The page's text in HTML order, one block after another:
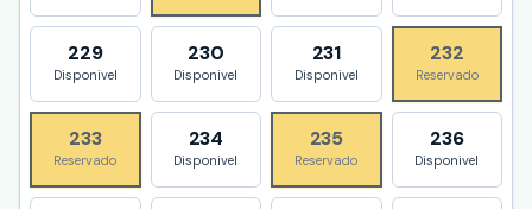
229
Disponivel
230
Disponivel
231
Disponivel
232
Reservado
233
Reservado
234
Disponivel
235
Reservado
236
Disponivel